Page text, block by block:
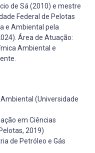
de Sá (2010) e mestre
Federal de Pelotas
e Ambiental pela
Área de Atuação:
Ambiental e
(Universidade
em Ciências
2019)
de Petróleo e Gás